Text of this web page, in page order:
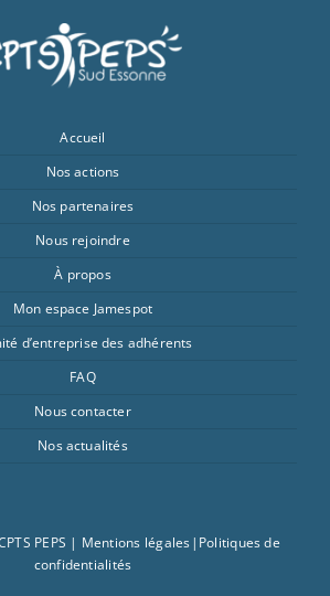
Accueil
Nos actions
Nos partenaires
Nous rejoindre
À propos
Mon espace Jamespot
d’entreprise des adhérents
FAQ
Nous contacter
Nos actualités
PEPS | Mentions légales | Politiques de
confidentialités